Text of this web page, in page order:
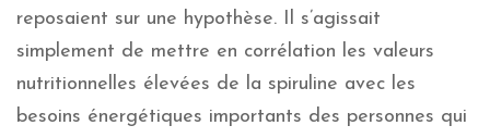
reposaient sur une hypothèse. Il s’agissait
simplement de mettre en corrélation les valeurs
nutritionnelles élevées de la spiruline avec les
besoins énergétiques importants des personnes qui